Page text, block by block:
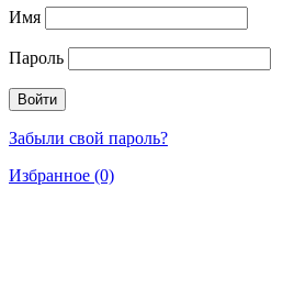
Имя
Пароль
Забыли свой пароль?
Избранное (0)